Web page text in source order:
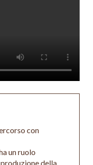
con
un ruolo
della